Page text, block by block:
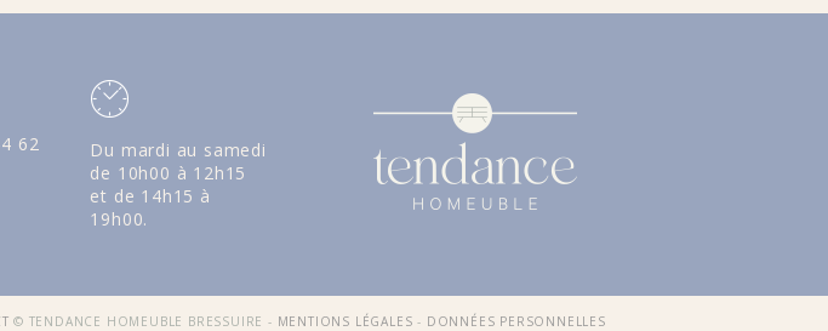
62
Du mardi au samedi
de 10h00 à 12h15
et de 14h15 à
19h00.
© TENDANCE HOMEUBLE BRESSUIRE - MENTIONS LÉGALES - DONNÉES PERSONNELLES